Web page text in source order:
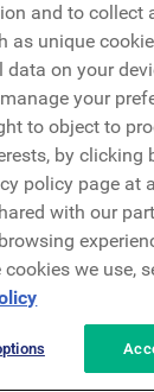
Digital
Intranet
Intranet
and to collect
as unique
data on your
your
to object to
by clicking
policy page at
with our
we use,